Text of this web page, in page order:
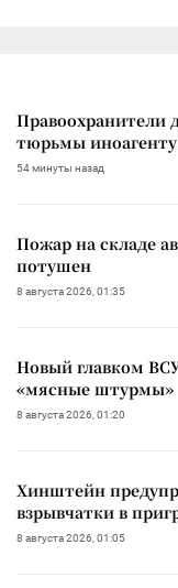
Правоохранители
тюрьмы иноагенту
54 минуты назад
Пожар на складе
потушен
8 августа 2026, 01:35
Новый главком
«мясные штурмы»
8 августа 2026, 01:20
Хинштейн
взрывчатки в
8 августа 2026, 01:05